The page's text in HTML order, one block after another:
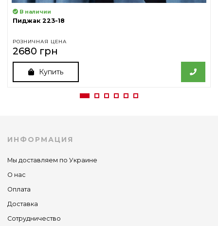
В наличии
Пиджак 223-18
РОЗНИЧНАЯ ЦЕНА
2680 грн
Купить
ИНФОРМАЦИЯ
Мы доставляем по Украине
О нас
Оплата
Доставка
Сотрудничество